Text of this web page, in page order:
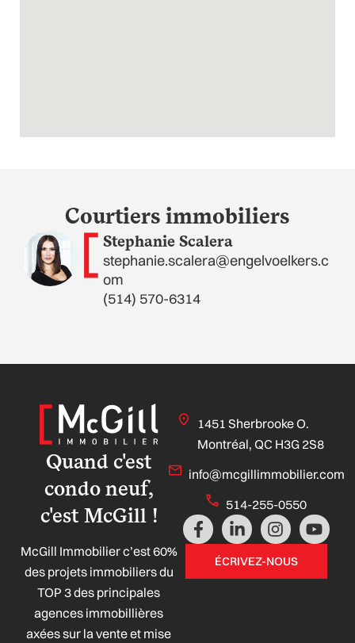
Courtiers immobiliers
Stephanie Scalera
stephanie.scalera@engelvoelkers.c
om
(514) 570-6314
Quand c'est
condo neuf,
c'est McGill !
McGill Immobilier c’est 60%
des projets immobiliers du
TOP 3 des principales
agences immobillières
axées sur la vente et mise
1451 Sherbrooke O.
Montréal, QC H3G 2S8
info@mcgillimmobilier.com
514-255-0550
F
a
L
i
n
k
I
n
s
t
Y
o
ÉCRIVEZ-NOUS